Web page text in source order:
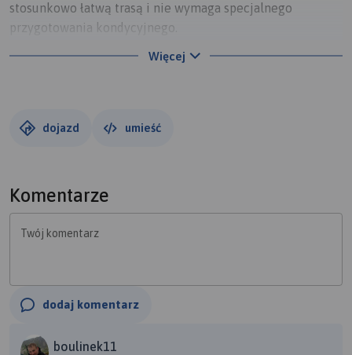
stosunkowo łatwą trasą i nie wymaga specjalnego
przygotowania kondycyjnego.
skorzystać z usług profesjonalnego instruktora.
Trasa ciągnie się wzdłuż zalewu.
Więcej
dojazd umieść
Komentarze
Twój komentarz
dodaj komentarz
boulinek11